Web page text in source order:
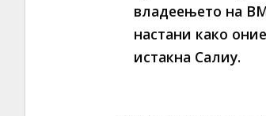
владеењето на
настани како
истакна Салиу.